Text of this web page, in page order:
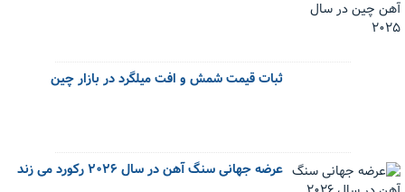
ثبات قیمت شمش و افت میلگرد در بازار چین
عرضه جهانی سنگ آهن در سال ۲۰۲۶ رکورد می زند